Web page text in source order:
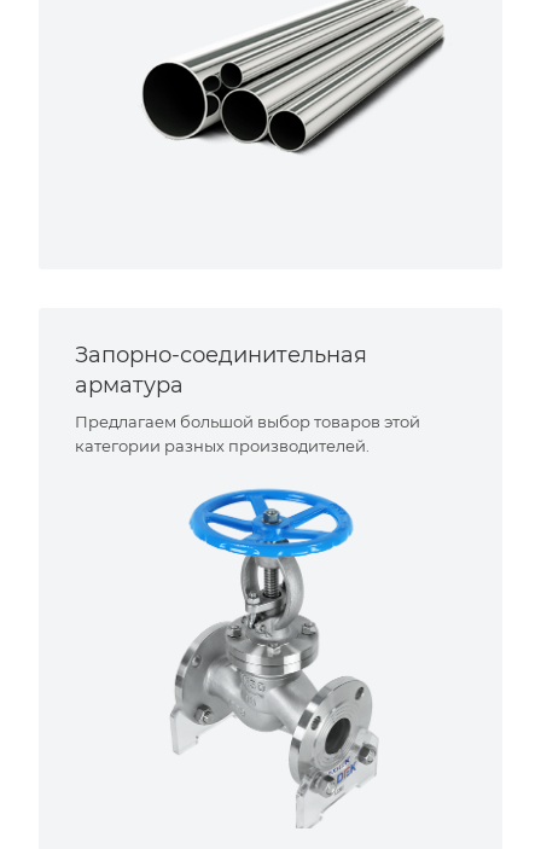
Запорно-соединительная
арматура
Предлагаем большой выбор товаров этой
категории разных производителей.